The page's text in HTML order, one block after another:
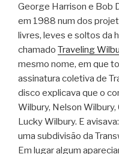
George Harrison e Bob
em 1988 num dos
livres, leves e soltos da
chamado Traveling
mesmo nome, em que
assinatura coletiva de
disco explicava que o
Wilbury, Nelson Wilbury,
Lucky Wilbury. E
uma subdivisão da
Em lugar algum